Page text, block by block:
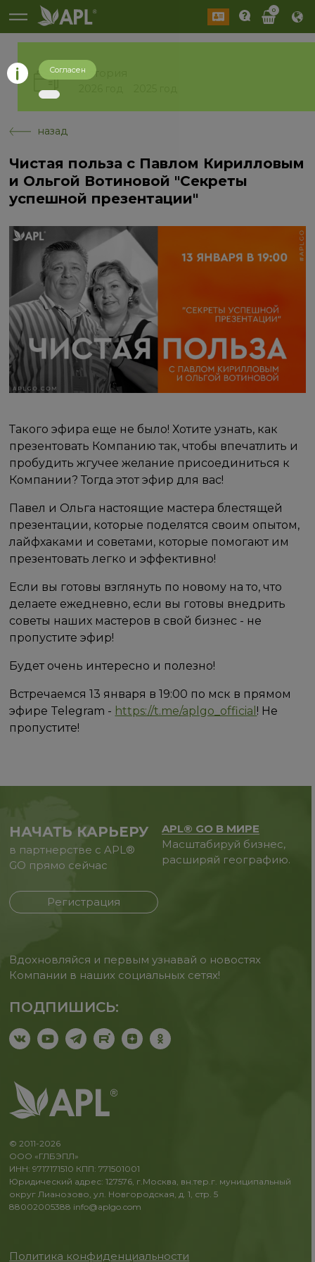
0
История
назад
Чистая польза с Павлом Кирилловым
и Ольгой Вотиновой "Секреты
успешной презентации"
Такого эфира еще не было! Хотите узнать, как
презентовать Компанию так, чтобы впечатлить и
пробудить жгучее желание присоединиться к
Компании? Тогда этот эфир для вас!
Павел и Ольга настоящие мастера блестящей
презентации, которые поделятся своим опытом,
лайфхаками и советами, которые помогают им
презентовать легко и эффективно!
Если вы готовы взглянуть по новому на то, что
делаете ежедневно, если вы готовы внедрить
советы наших мастеров в свой бизнес - не
пропустите эфир!
Будет очень интересно и полезно!
Встречаемся 13 января в 19:00 по мск в прямом
эфире Telegram - https://t.me/aplgo_official ! Не
пропустите!
НАЧАТЬ КАРЬЕРУ
в партнерстве с APL®
GO прямо сейчас
Регистрация
APL® GO В МИРЕ
Масштабируй бизнес,
расширяй географию.
Вдохновляйся и первым узнавай о новостях
Компании в наших социальных сетях!
ПОДПИШИСЬ:
© 2011-2026
ООО «ГЛБЭПЛ»
ИНН: 9717171510 КПП: 771501001
Юридический адрес: 127576, г.Москва, вн.тер.г. муниципальный
округ Лианозово, ул. Новгородская, д. 1, стр. 5
88002005388 info@aplgo.com
Политика конфиденциальности
Согласен